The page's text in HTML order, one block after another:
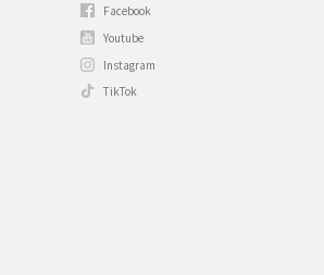
Facebook
Youtube
Instagram
TikTok